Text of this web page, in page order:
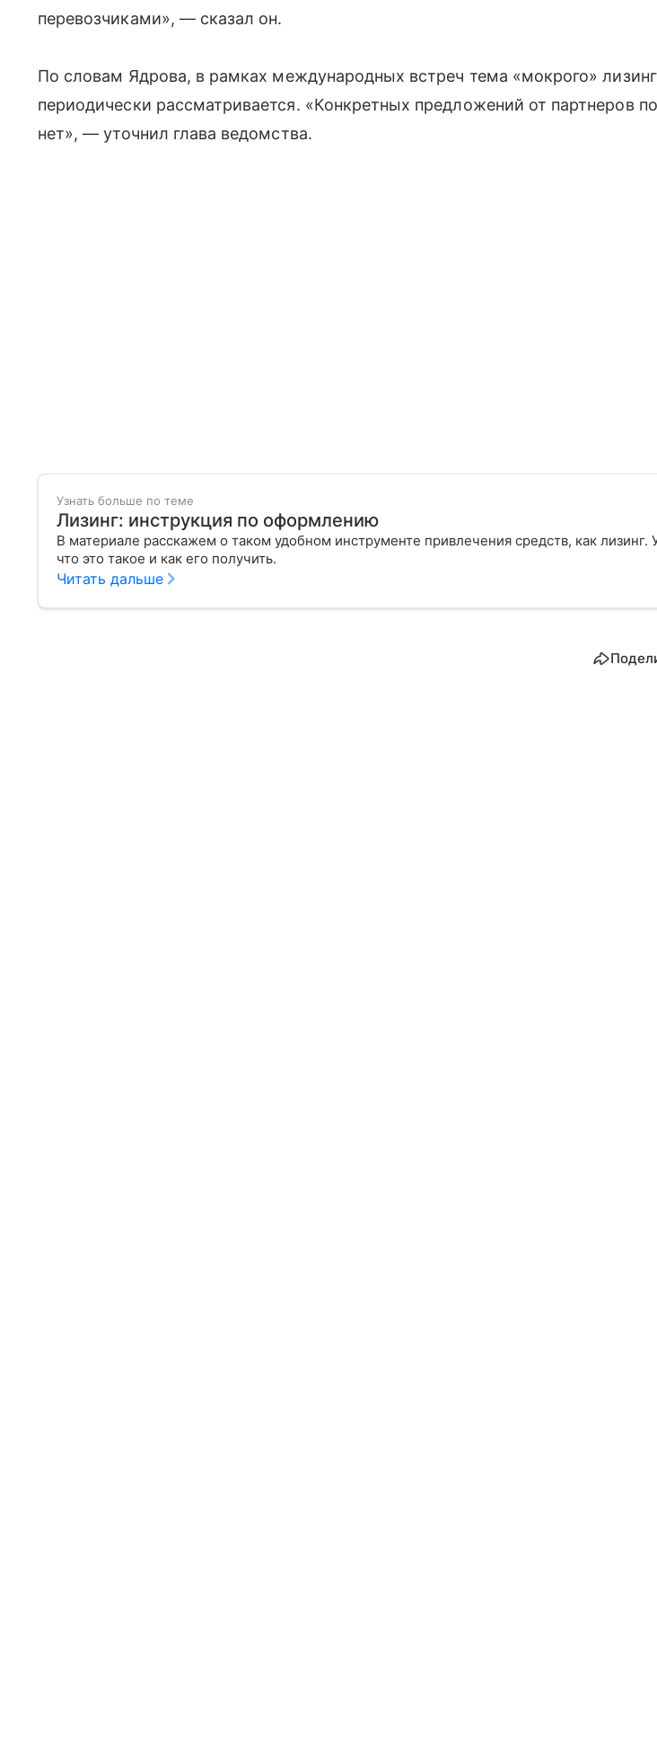
перевозчиками», — сказал он.
По словам Ядрова, в рамках международных встреч тема «мокрого»
периодически рассматривается. «Конкретных предложений от партнеров
нет», — уточнил глава ведомства.
Узнать больше по теме
Лизинг: инструкция по оформлению
В материале расскажем о таком удобном инструменте привлечения средств, как лизинг.
что это такое и как его получить.
Читать дальше